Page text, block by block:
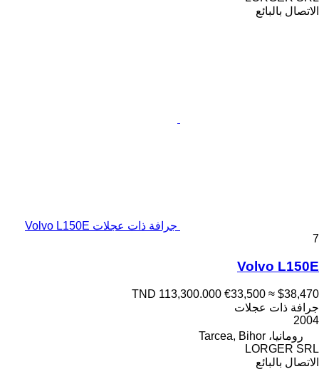
الاتصال بالبائع
جرافة ذات عجلات Volvo L150E
7
Volvo L150E
TND 113,300.000 €33,500 ≈ $38,470
جرافة ذات عجلات
2004
رومانيا، Tarcea, Bihor
LORGER SRL
الاتصال بالبائع